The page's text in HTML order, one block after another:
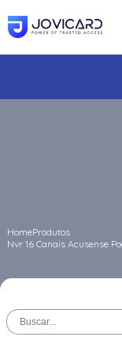
HomeProdutos
Nvr 16 Canais Acusense